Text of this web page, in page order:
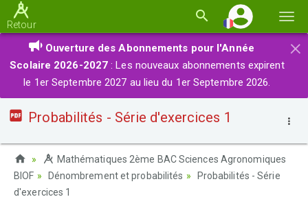
la
Retour
×
Ouverture des Abonnements pour l'Année
Scolaire 2026-2027 : Les nouveaux abonnements expirent
le 1er Septembre 2027 au lieu du 1er Septembre 2026.
Probabilités - Série d'exercices 1
Mathématiques 2ème BAC Sciences Agronomiques
BIOF
Dénombrement et probabilités
Probabilités - Série
d'exercices 1